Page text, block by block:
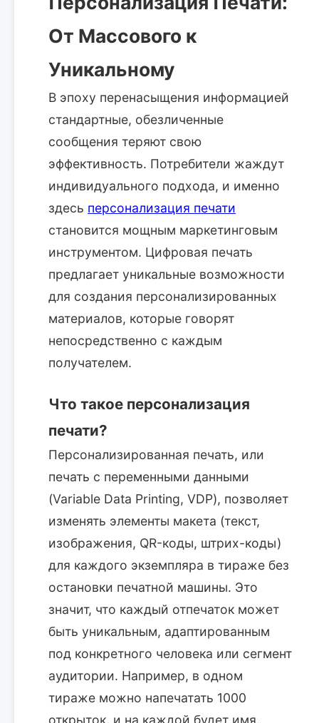
От Массового к
Уникальному
В эпоху перенасыщения информацией
стандартные, обезличенные
сообщения теряют свою
эффективность. Потребители жаждут
индивидуального подхода, и именно
здесь персонализация печати
становится мощным маркетинговым
инструментом. Цифровая печать
предлагает уникальные возможности
для создания персонализированных
материалов, которые говорят
непосредственно с каждым
получателем.
Что такое персонализация
печати?
Персонализированная печать, или
печать с переменными данными
(Variable Data Printing, VDP), позволяет
изменять элементы макета (текст,
изображения, QR-коды, штрих-коды)
для каждого экземпляра в тираже без
остановки печатной машины. Это
значит, что каждый отпечаток может
быть уникальным, адаптированным
под конкретного человека или сегмент
аудитории. Например, в одном
тираже можно напечатать 1000
открыток, и на каждой будет имя,